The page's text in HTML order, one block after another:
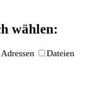
wählen:
Adressen Dateien